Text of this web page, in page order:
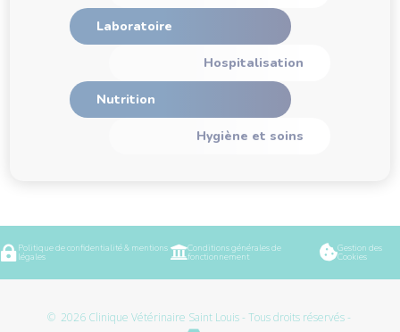
Laboratoire
Hospitalisation
Nutrition
Hygiène et soins
Politique de confidentialité & mentions
légales
 Conditions générales de
fonctionnement
 Gestion des
Cookies

© 2026Clinique Vétérinaire Saint Louis - Tous droits réservés -